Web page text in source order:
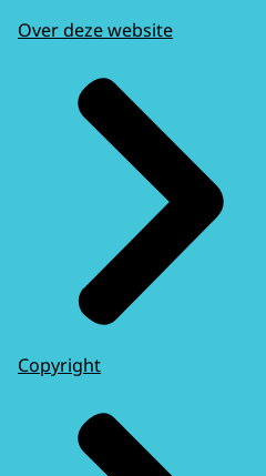
Over deze website
Copyright